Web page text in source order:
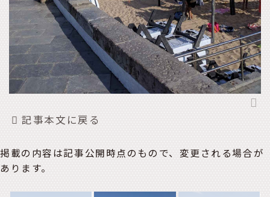
記事本文に戻る
掲載の内容は記事公開時点のもので、変更される場合が
あります。